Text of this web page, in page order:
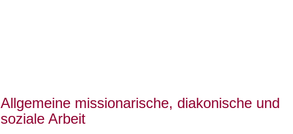
Allgemeine missionarische, diakonische und
soziale Arbeit